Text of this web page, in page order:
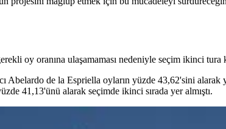
oy oranına ulaşamaması nedeniyle seçim ikinci tura
Abelardo de la Espriella oyların yüzde 43,62'sini
41,13'ünü alarak seçimde ikinci sırada yer almıştı.